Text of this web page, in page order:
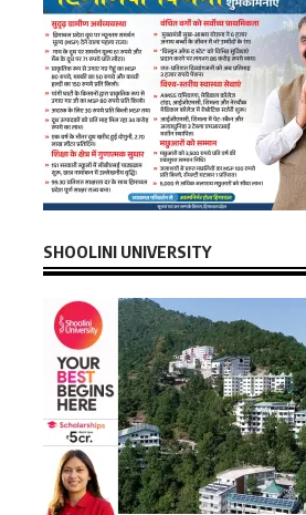
SHOOLINI UNIVERSITY